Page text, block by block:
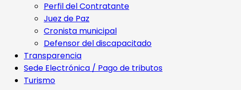
Perfil del Contratante
Juez de Paz
Cronista municipal
Defensor del discapacitado
Transparencia
Sede Electrónica / Pago de tributos
Turismo